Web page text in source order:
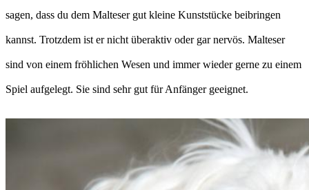
sagen, dass du dem Malteser gut kleine Kunststücke beibringen
kannst. Trotzdem ist er nicht überaktiv oder gar nervös. Malteser
sind von einem fröhlichen Wesen und immer wieder gerne zu einem
Spiel aufgelegt. Sie sind sehr gut für Anfänger geeignet.